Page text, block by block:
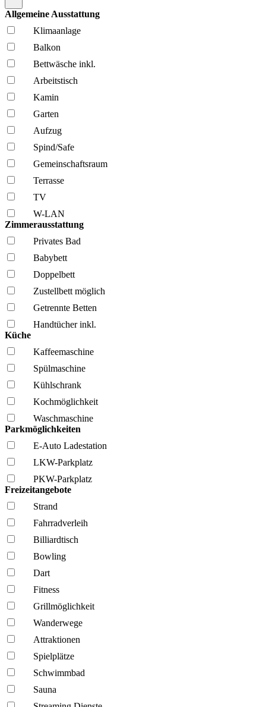
Allgemeine Ausstattung
Klima­anlage
Balkon
Bettwäsche inkl.
Arbeitstisch
Kamin
Garten
Aufzug
Spind/Safe
Gemeinschafts­raum
Terrasse
TV
W-LAN
Zimmerausstattung
Privates Bad
Babybett
Doppelbett
Zustellbett möglich
Getrennte Betten
Handtücher inkl.
Küche
Kaffee­maschine
Spül­maschine
Kühl­schrank
Kochmöglich­keit
Wasch­maschine
Parkmöglichkeiten
E-Auto Ladestation
LKW-Parkplatz
PKW-Parkplatz
Freizeitangebote
Strand
Fahrrad­verleih
Billiardtisch
Bowling
Dart
Fitness
Grillmöglich­keit
Wanderwege
Attraktionen
Spielplätze
Schwimmbad
Sauna